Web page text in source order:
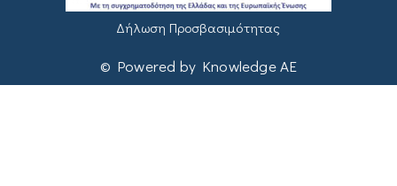
Δήλωση Προσβασιμότητας
© Powered by Knowledge AE